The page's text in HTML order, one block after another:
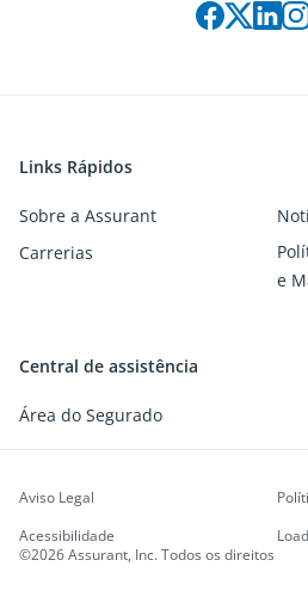
Links Rápidos
Sobre a Assurant
Carrerias
e
Central de assistência
Área do Segurado
©2026 Assurant, Inc. Todos os direitos
Aviso Legal
Acessibilidade